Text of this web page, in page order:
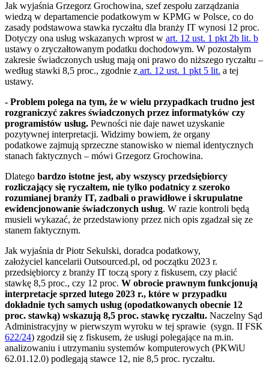
Jak wyjaśnia Grzegorz Grochowina, szef zespołu zarządzania
wiedzą w departamencie podatkowym w KPMG w Polsce, co do
zasady podstawowa stawka ryczałtu dla branży IT wynosi 12 proc.
Dotyczy ona usług wskazanych wprost w art. 12 ust. 1 pkt 2b lit. b
ustawy o zryczałtowanym podatku dochodowym. W pozostałym
zakresie świadczonych usług mają oni prawo do niższego ryczałtu –
według stawki 8,5 proc., zgodnie z art. 12 ust. 1 pkt 5 lit. a tej
ustawy.
- Problem polega na tym, że w wielu przypadkach trudno jest
rozgraniczyć zakres świadczonych przez informatyków czy
programistów usług. Pewności nie daje nawet uzyskanie
pozytywnej interpretacji. Widzimy bowiem, że organy
podatkowe zajmują sprzeczne stanowisko w niemal identycznych
stanach faktycznych – mówi Grzegorz Grochowina.
Dlatego bardzo istotne jest, aby wszyscy przedsiębiorcy
rozliczający się ryczałtem, nie tylko podatnicy z szeroko
rozumianej branży IT, zadbali o prawidłowe i skrupulatne
ewidencjonowanie świadczonych usług. W razie kontroli będą
musieli wykazać, że przedstawiony przez nich opis zgadzał się ze
stanem faktycznym.
Jak wyjaśnia dr Piotr Sekulski, doradca podatkowy,
założyciel kancelarii Outsourced.pl, od początku 2023 r.
przedsiębiorcy z branży IT toczą spory z fiskusem, czy płacić
stawkę 8,5 proc., czy 12 proc. W obrocie prawnym funkcjonują
interpretacje sprzed lutego 2023 r., które w przypadku
dokładnie tych samych usług (opodatkowanych obecnie 12
proc. stawką) wskazują 8,5 proc. stawkę ryczałtu. Naczelny Sąd
Administracyjny w pierwszym wyroku w tej sprawie (sygn. II FSK
622/24) zgodził się z fiskusem, że usługi polegające na m.in.
analizowaniu i utrzymaniu systemów komputerowych (PKWiU
62.01.12.0) podlegają stawce 12, nie 8,5 proc. ryczałtu.